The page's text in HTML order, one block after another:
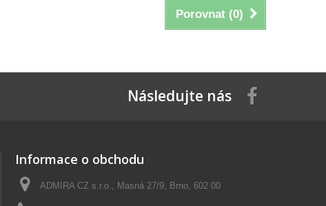
Porovnat (0)
Následujte nás
Informace o obchodu
ADMIRA CZ s.r.o., Masná 27/9, Brno, 602 00